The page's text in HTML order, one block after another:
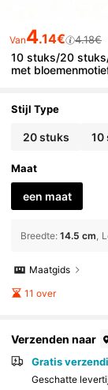
Van4.14€ 4.18€
10 stuks/20
met
Stijl Type
20 stuks 10
Maat
een maat
Breedte: 14.5 cm
Maatgids
11 over
Verzenden naar
Gratis
Geschatte